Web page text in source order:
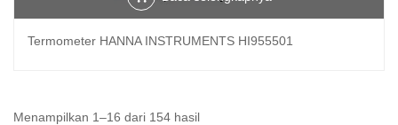
Termometer HANNA INSTRUMENTS HI955501
Menampilkan 1–16 dari 154 hasilDiurutkan